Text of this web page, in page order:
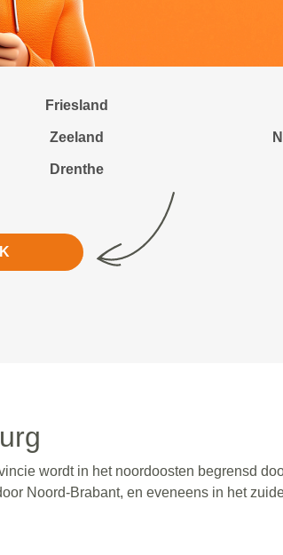
Friesland
Zeeland
Drenthe
wordt in het noordoosten begrensd
Noord-Brabant, en eveneens in het